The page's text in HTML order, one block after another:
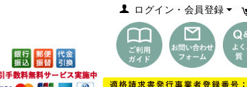
ログイン・会員登録